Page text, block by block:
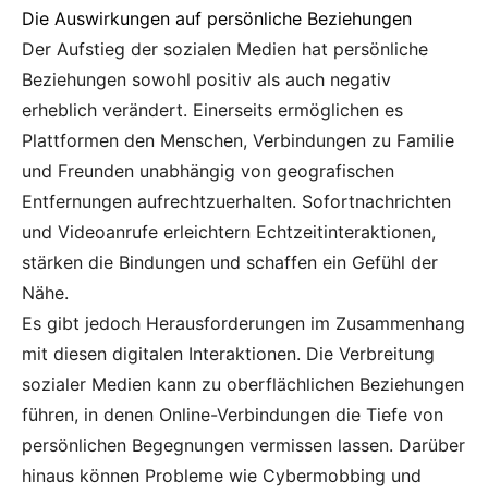
Die Auswirkungen auf persönliche Beziehungen
Der Aufstieg der sozialen Medien hat persönliche
Beziehungen sowohl positiv als auch negativ
erheblich verändert. Einerseits ermöglichen es
Plattformen den Menschen, Verbindungen zu Familie
und Freunden unabhängig von geografischen
Entfernungen aufrechtzuerhalten. Sofortnachrichten
und Videoanrufe erleichtern Echtzeitinteraktionen,
stärken die Bindungen und schaffen ein Gefühl der
Nähe.
Es gibt jedoch Herausforderungen im Zusammenhang
mit diesen digitalen Interaktionen. Die Verbreitung
sozialer Medien kann zu oberflächlichen Beziehungen
führen, in denen Online-Verbindungen die Tiefe von
persönlichen Begegnungen vermissen lassen. Darüber
hinaus können Probleme wie Cybermobbing und